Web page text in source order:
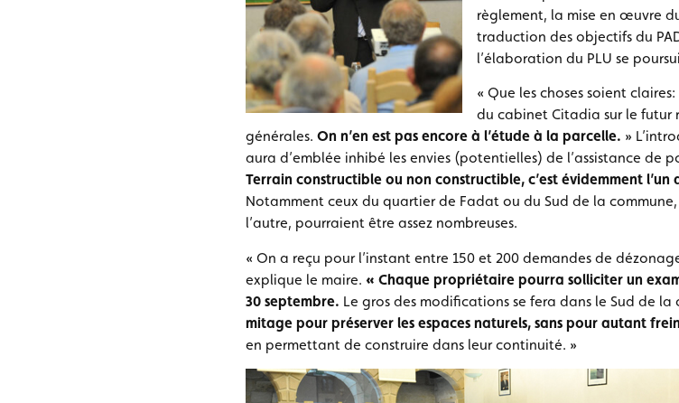
règlement, la mise en œuvre
traduction des objectifs du
l’élaboration du PLU se
« Que les choses soient
du cabinet Citadia sur le futur
générales. On n’en est pas encore à l’étude à la parcelle. »
aura d’emblée inhibé les envies (potentielles) de l’assistance de
Terrain constructible ou non constructible, c’est évidemment l’un
Notamment ceux du quartier de Fadat ou du Sud de la
l’autre, pourraient être assez nombreuses.
« On a reçu pour l’instant entre 150 et 200 demandes de
explique le maire. « Chaque propriétaire pourra solliciter un
30 septembre. Le gros des modifications se fera dans le Sud de
mitage pour préserver les espaces naturels, sans pour autant
en permettant de construire dans leur continuité. »